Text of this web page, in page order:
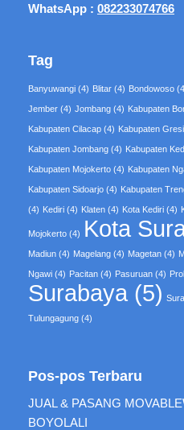
WhatsApp : 082233074766
Tag
Banyuwangi (4) Blitar (4) Bondowoso
Jember (4) Jombang (4) Kabupaten
Kabupaten Cilacap (4) Kabupaten
Kabupaten Jombang (4) Kabupaten
Kabupaten Mojokerto (4) Kabupaten
Kabupaten Sidoarjo (4) Kabupaten
(4) Kediri (4) Klaten (4) Kota Kediri (4)
Mojokerto (4) Kota
Madiun (4) Magelang (4) Magetan (4)
Ngawi (4) Pacitan (4) Pasuruan (4)
Surabaya (5)
Tulungagung (4)
Pos-pos Terbaru
JUAL & PASANG
BOYOLALI